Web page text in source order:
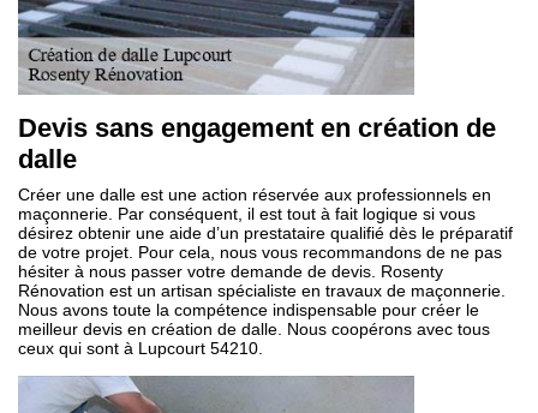
Devis sans engagement en création de
dalle
Créer une dalle est une action réservée aux professionnels en
maçonnerie. Par conséquent, il est tout à fait logique si vous
désirez obtenir une aide d’un prestataire qualifié dès le préparatif
de votre projet. Pour cela, nous vous recommandons de ne pas
hésiter à nous passer votre demande de devis. Rosenty
Rénovation est un artisan spécialiste en travaux de maçonnerie.
Nous avons toute la compétence indispensable pour créer le
meilleur devis en création de dalle. Nous coopérons avec tous
ceux qui sont à Lupcourt 54210.